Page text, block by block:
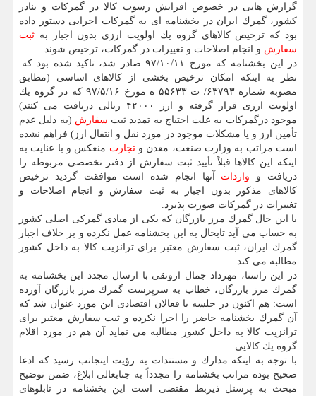
گزارش هایی در خصوص افزایش رسوب كالا در گمركات و بنادر
كشور، گمرك ایران در بخشنامه ای به گمركات اجرایی دستور داده
بود كه ترخیص كالاهای گروه یك اولویت ارزی بدون اجبار به ثبت
سفارش و انجام اصلاحات و تغییرات در گمركات، ترخیص شوند.
در این بخشنامه كه مورخ ۹۷/۱۰/۱۱ صادر شد، تاكید شده بود كه:
نظر به اینكه امكان ترخیص بخشی از كالاهای اساسی (مطابق
مصوبه شماره ۶۳۷۹۳/ ت ۵۵۶۳۳ ه مورخ ۹۷/۵/۱۶ كه در گروه یك
اولویت ارزی قرار گرفته و ارز ۴۲۰۰۰ ریالی دریافت می كنند)
موجود درگمركات به علت احتیاج به تمدید ثبت سفارش (به دلیل عدم
تأمین ارز و یا مشكلات موجود در مورد نقل و انتقال ارز) فراهم نشده
است مراتب به وزارت صنعت، معدن وتجارت منعكس و با عنایت به
اینكه این كالاها قبلاً تأیید ثبت سفارش از دفتر تخصصی مربوطه را
دریافت و واردات آنها انجام شده است موافقت گردید ترخیص
كالاهای مذكور بدون اجبار به ثبت سفارش و انجام اصلاحات و
تغییرات در گمركات صورت پذیرد.
با این حال گمرك مرز بازرگان كه یكی از مبادی گمركی اصلی كشور
به حساب می آید تابحال به این بخشنامه عمل نكرده و بر خلاف اجبار
گمرك ایران، ثبت سفارش معتبر برای ترانزیت كالا به داخل كشور
مطالبه می كند.
در این راستا، مهرداد جمال ارونقی با ارسال مجدد این بخشنامه به
گمرك مرز بازرگان، خطاب به سرپرست گمرك مرز بازرگان آورده
است: هم اكنون در جلسه با فعالان اقتصادی این مورد عنوان شد كه
آن گمرك بخشنامه حاضر را اجرا نكرده و ثبت سفارش معتبر برای
ترانزیت كالا به داخل كشور مطالبه می نماید آن هم در مورد اقلام
گروه یك كالایی.
با توجه به اینكه مدارك و مستندات به رؤیت اینجانب رسید كه ادعا
صحیح بوده مراتب بخشنامه را مجدداً به جنابعالی ابلاغ، ضمن توضیح
مبحث به پرسنل ذیربط مقتضی است این بخشنامه در تابلوهای